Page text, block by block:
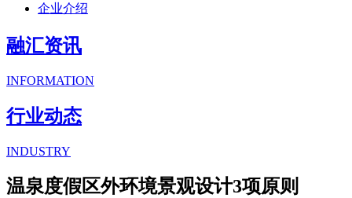
企业介绍
融汇资讯
INFORMATION
行业动态
INDUSTRY
温泉度假区外环境景观设计3项原则